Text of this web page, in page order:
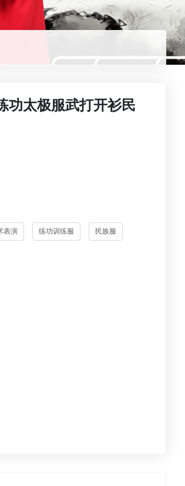
功太极服武打开衫民
表演 练功训练服 民族服